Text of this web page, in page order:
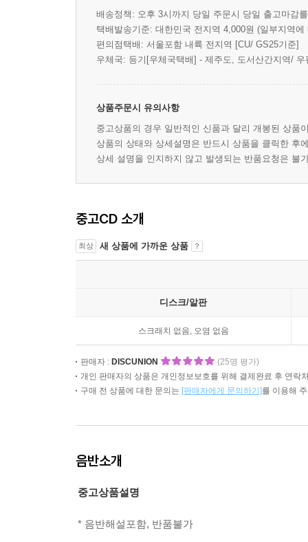
배송정책: 오후 3시까지 당일 주문시 당일 출고마감
택배발송기준: 대한민국 전지역 4,000원 (일부지역
편의점택배: 서울포함 내륙 전지역 [CU/ GS25기준]
우체국: 등기[우체국택배] - 제주도, 도서산간지역/ 우
상품주문시 유의사항
중고상품의 경우 일반적인 신품과 달리 개봉된 상품
상품의 상태와 상세설명은 반드시 상품을 클릭한 후
상세 설명을 인지하지 않고 발생되는 반품요청은 불
중고CD 소개
최상 새 상품에 가까운 상품
디스크/알판
스크래치 없음, 오염 없음
판매자 : DISCUNION
(25명 평가)
개인 판매자의 상품은 개인정보보호를 위해 결제완료 후 연락
구매 전 상품에 대한 문의는 [판매자에게 문의하기]를 이용해
음반소개
중고상품설명
* 음반해설포함, 반품불가